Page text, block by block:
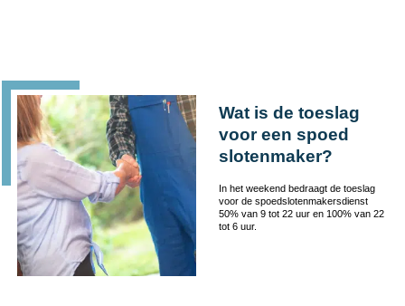
Wat is de toeslag
voor een spoed
slotenmaker?
In het weekend bedraagt de toeslag
voor de spoedslotenmakersdienst
50% van 9 tot 22 uur en 100% van 22
tot 6 uur.